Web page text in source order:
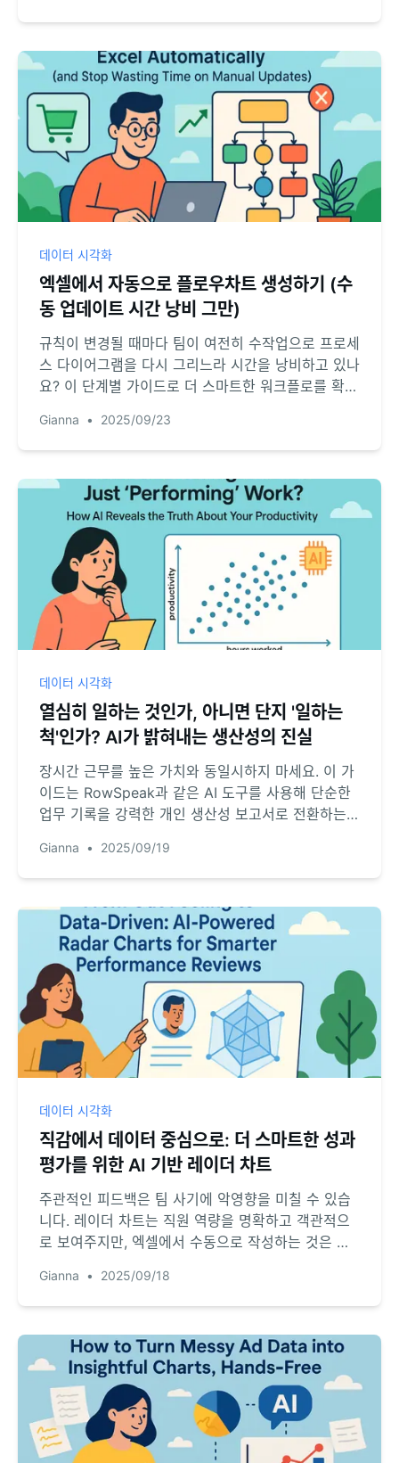
데이터 시각화
엑셀에서 자동으로 플로우차트 생성하기 (수
동 업데이트 시간 낭비 그만)
규칙이 변경될 때마다 팀이 여전히 수작업으로 프로세
스 다이어그램을 다시 그리느라 시간을 낭비하고 있나
요? 이 단계별 가이드로 더 스마트한 워크플로를 확인
으로 활용하고 AI가 이를 즉시 정돈된 최신 플로차트
로 변환하는 방법을 배우세요. 팀이 더 가치 있는 작업
Gianna • 2025/09/23
데이터 시각화
열심히 일하는 것인가, 아니면 단지 '일하는
척'인가? AI가 밝혀내는 생산성의 진실
장시간 근무를 높은 가치와 동일시하지 마세요. 이 가
이드는 RowSpeak과 같은 AI 도구를 사용해 단순한
업무 기록을 강력한 개인 생산성 보고서로 전환하는
Gianna • 2025/09/19
데이터 시각화
직감에서 데이터 중심으로: 더 스마트한 성과
평가를 위한 AI 기반 레이더 차트
주관적인 피드백은 팀 사기에 악영향을 미칠 수 있습
니다. 레이더 차트는 직원 역량을 명확하고 객관적으
로 보여주지만, 엑셀에서 수동으로 작성하는 것은 대
드하고 단 하나의 명령어로 전문적인 역량 지도를 생
성하는 방법을 알아보세요. 다음 성과 검토를 가장 효
Gianna • 2025/09/18